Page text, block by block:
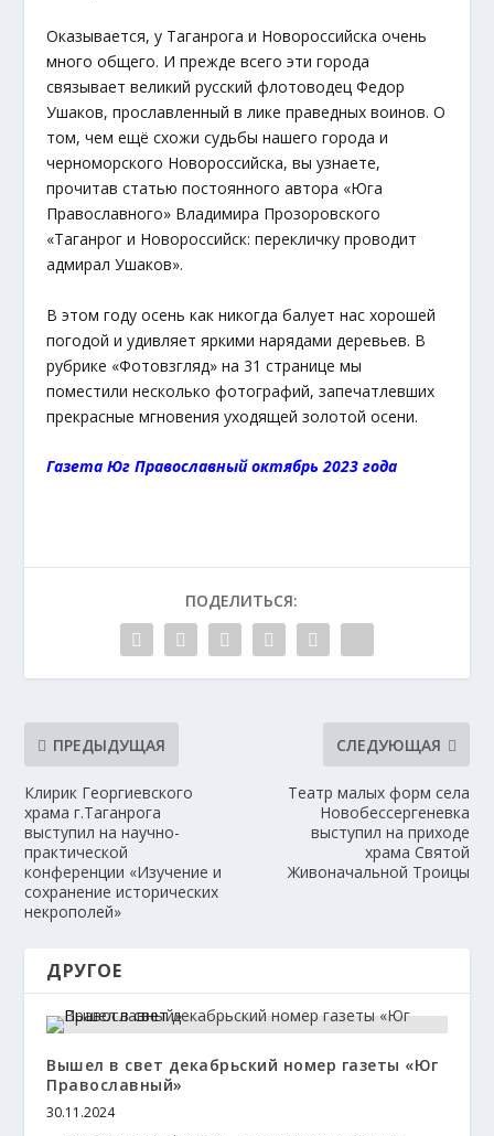
Оказывается, у Таганрога и Новороссийска очень
много общего. И прежде всего эти города
связывает великий русский флотоводец Федор
Ушаков, прославленный в лике праведных воинов. О
том, чем ещё схожи судьбы нашего города и
черноморского Новороссийска, вы узнаете,
прочитав статью постоянного автора «Юга
Православного» Владимира Прозоровского
«Таганрог и Новороссийск: перекличку проводит
адмирал Ушаков».
В этом году осень как никогда балует нас хорошей
погодой и удивляет яркими нарядами деревьев. В
рубрике «Фотовзгляд» на 31 странице мы
поместили несколько фотографий, запечатлевших
прекрасные мгновения уходящей золотой осени.
Газета Юг Православный октябрь 2023 года
ПОДЕЛИТЬСЯ:
ПРЕДЫДУЩАЯ
Клирик Георгиевского
храма г.Таганрога
выступил на научно-
практической
конференции «Изучение и
сохранение исторических
некрополей»
СЛЕДУЮЩАЯ
Театр малых форм села
Новобессергеневка
выступил на приходе
храма Святой
Живоначальной Троицы
ДРУГОЕ
Вышел в свет декабрьский номер газеты «Юг
Православный»
30.11.2024